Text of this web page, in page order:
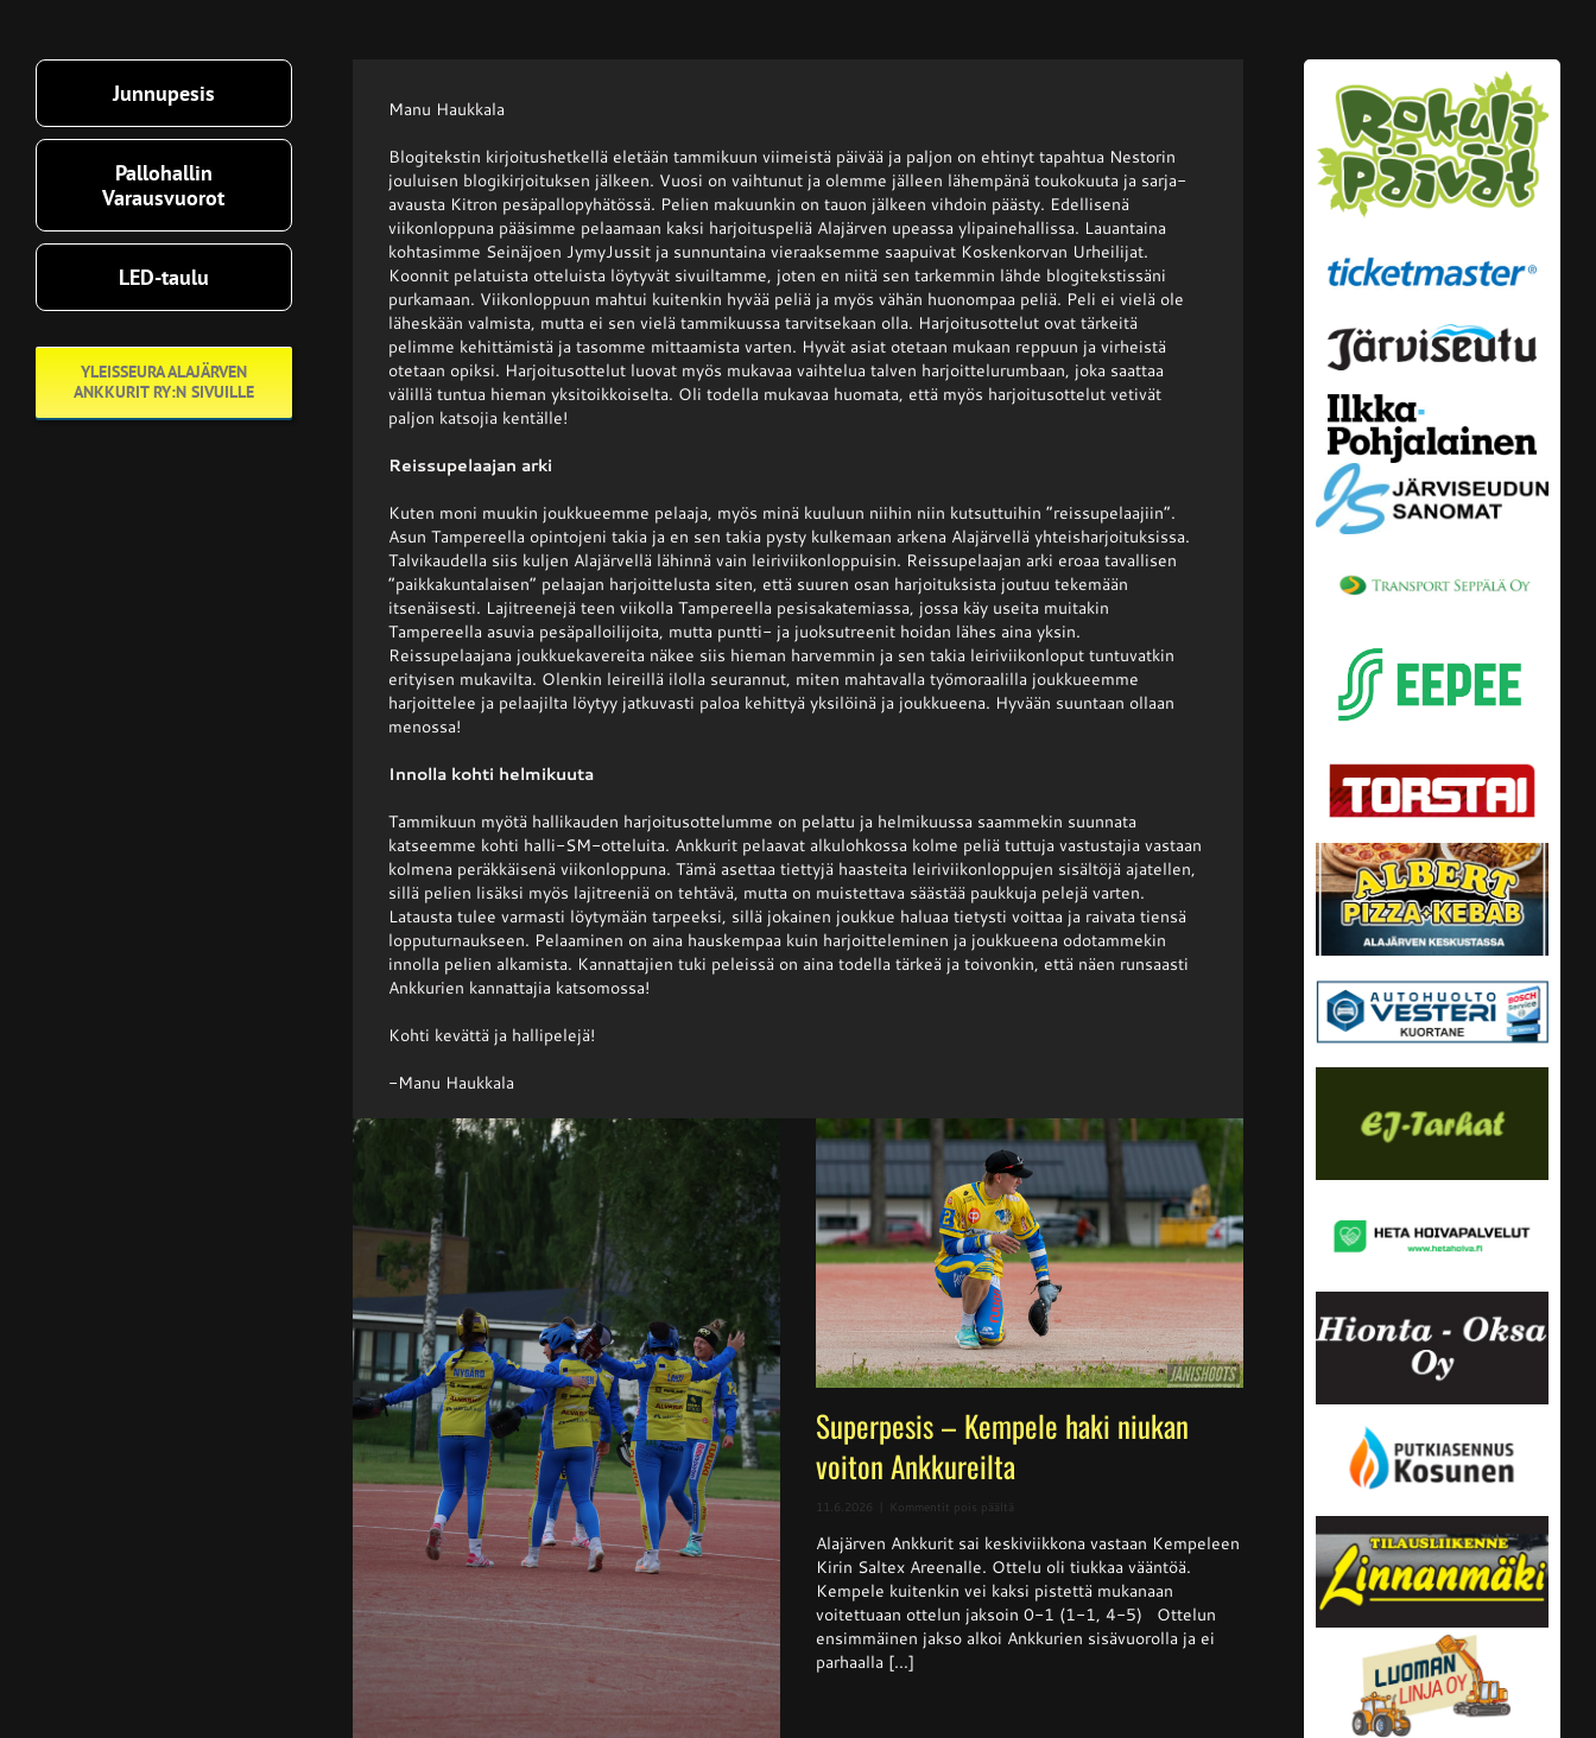
Junnupesis
Pallohallin
Varausvuorot
LED-taulu
YLEISSEURA ALAJÄRVEN
ANKKURIT RY:N SIVUILLE
Manu Haukkala
Blogitekstin kirjoitushetkellä eletään tammikuun viimeistä päivää ja paljon on ehtinyt tapahtua Nestorin
jouluisen blogikirjoituksen jälkeen. Vuosi on vaihtunut ja olemme jälleen lähempänä toukokuuta ja sarja-
avausta Kitron pesäpallopyhätössä. Pelien makuunkin on tauon jälkeen vihdoin päästy. Edellisenä
viikonloppuna pääsimme pelaamaan kaksi harjoituspeliä Alajärven upeassa ylipainehallissa. Lauantaina
kohtasimme Seinäjoen JymyJussit ja sunnuntaina vieraaksemme saapuivat Koskenkorvan Urheilijat.
Koonnit pelatuista otteluista löytyvät sivuiltamme, joten en niitä sen tarkemmin lähde blogitekstissäni
purkamaan. Viikonloppuun mahtui kuitenkin hyvää peliä ja myös vähän huonompaa peliä. Peli ei vielä ole
läheskään valmista, mutta ei sen vielä tammikuussa tarvitsekaan olla. Harjoitusottelut ovat tärkeitä
pelimme kehittämistä ja tasomme mittaamista varten. Hyvät asiat otetaan mukaan reppuun ja virheistä
otetaan opiksi. Harjoitusottelut luovat myös mukavaa vaihtelua talven harjoittelurumbaan, joka saattaa
välillä tuntua hieman yksitoikkoiselta. Oli todella mukavaa huomata, että myös harjoitusottelut vetivät
paljon katsojia kentälle!
Reissupelaajan arki
Kuten moni muukin joukkueemme pelaaja, myös minä kuuluun niihin niin kutsuttuihin ”reissupelaajiin”.
Asun Tampereella opintojeni takia ja en sen takia pysty kulkemaan arkena Alajärvellä yhteisharjoituksissa.
Talvikaudella siis kuljen Alajärvellä lähinnä vain leiriviikonloppuisin. Reissupelaajan arki eroaa tavallisen
”paikkakuntalaisen” pelaajan harjoittelusta siten, että suuren osan harjoituksista joutuu tekemään
itsenäisesti. Lajitreenejä teen viikolla Tampereella pesisakatemiassa, jossa käy useita muitakin
Tampereella asuvia pesäpalloilijoita, mutta puntti- ja juoksutreenit hoidan lähes aina yksin.
Reissupelaajana joukkuekavereita näkee siis hieman harvemmin ja sen takia leiriviikonloput tuntuvatkin
erityisen mukavilta. Olenkin leireillä ilolla seurannut, miten mahtavalla työmoraalilla joukkueemme
harjoittelee ja pelaajilta löytyy jatkuvasti paloa kehittyä yksilöinä ja joukkueena. Hyvään suuntaan ollaan
menossa!
Innolla kohti helmikuuta
Tammikuun myötä hallikauden harjoitusottelumme on pelattu ja helmikuussa saammekin suunnata
katseemme kohti halli-SM-otteluita. Ankkurit pelaavat alkulohkossa kolme peliä tuttuja vastustajia vastaan
kolmena peräkkäisenä viikonloppuna. Tämä asettaa tiettyjä haasteita leiriviikonloppujen sisältöjä ajatellen,
sillä pelien lisäksi myös lajitreeniä on tehtävä, mutta on muistettava säästää paukkuja pelejä varten.
Latausta tulee varmasti löytymään tarpeeksi, sillä jokainen joukkue haluaa tietysti voittaa ja raivata tiensä
lopputurnaukseen. Pelaaminen on aina hauskempaa kuin harjoitteleminen ja joukkueena odotammekin
innolla pelien alkamista. Kannattajien tuki peleissä on aina todella tärkeä ja toivonkin, että näen runsaasti
Ankkurien kannattajia katsomossa!
Kohti kevättä ja hallipelejä!
-Manu Haukkala
Superpesis – Kempele haki niukan
voiton Ankkureilta
11.6.2026 Kommentit pois päältä
–
Kempele
haki
niukan
voiton
Ankkureilta
Alajärven Ankkurit sai keskiviikkona vastaan Kempeleen
Kirin Saltex Areenalle. Ottelu oli tiukkaa vääntöä.
Kempele kuitenkin vei kaksi pistettä mukanaan
voitettuaan ottelun jaksoin 0-1 (1-1, 4-5) Ottelun
ensimmäinen jakso alkoi Ankkurien sisävuorolla ja ei
parhaalla [...]